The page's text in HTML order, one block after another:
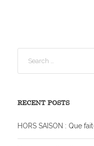
RECENT POSTS
HORS SAISON : Que